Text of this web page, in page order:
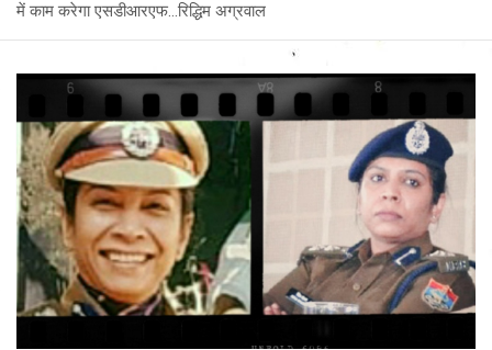
में काम करेगा एसडीआरएफ…रिद्धिम अग्रवाल